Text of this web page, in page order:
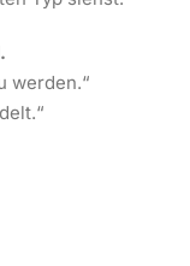
werden.“